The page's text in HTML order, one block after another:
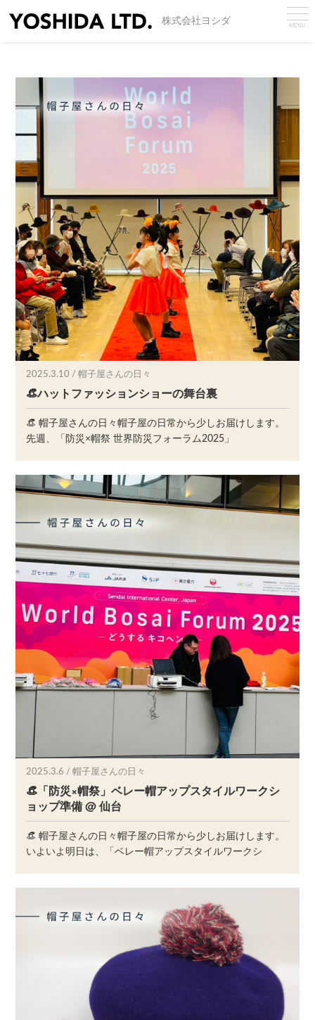
MENU
株式会社ヨシダ
2025.3.10 / 帽子屋さんの日々
👒ハットファッションショーの舞台裏
👒 帽子屋さんの日々帽子屋の日常から少しお届けします。
先週、「防災×帽祭 世界防災フォーラム2025」
2025.3.6 / 帽子屋さんの日々
👒「防災×帽祭」ベレー帽アップスタイルワークシ
ョップ準備 @ 仙台
👒 帽子屋さんの日々帽子屋の日常から少しお届けします。
いよいよ明日は、「ベレー帽アップスタイルワークシ